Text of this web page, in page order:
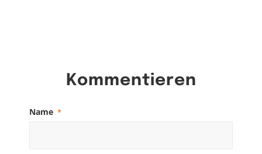
Kommentieren
Name *